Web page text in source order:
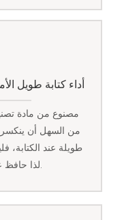
أداء كتابة طويل
مصنوع من مادة
من السهل أن ينكسر
طويلة عند
لذا حافظ على يديك نظيفة ومنتعشة.